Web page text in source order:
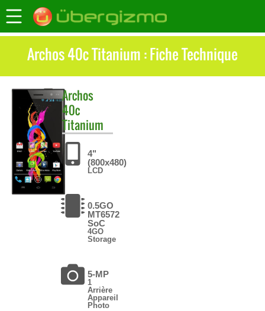
Archos 40c Titanium : Fiche Technique
Archos
40c
Titanium
4"
(800x480)
LCD
0.5GO
MT6572
SoC
4GO
Storage
5-MP
1
Arrière
Appareil
Photo